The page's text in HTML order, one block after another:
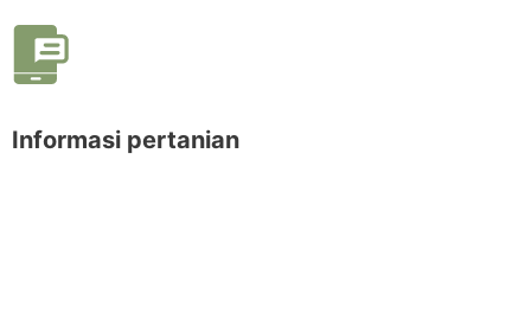
Informasi pertanian